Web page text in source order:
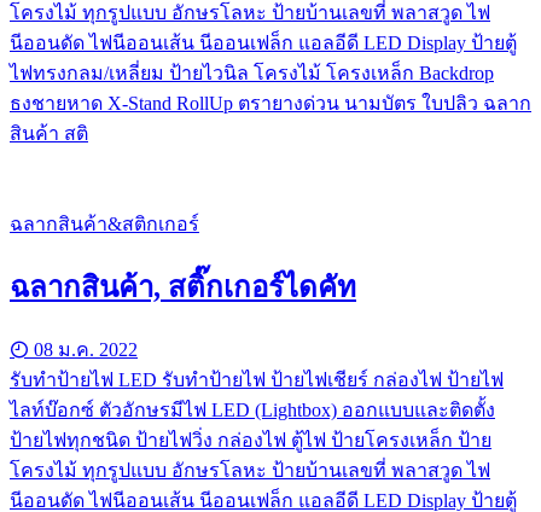
โครงไม้ ทุกรูปแบบ อักษรโลหะ ป้ายบ้านเลขที่ พลาสวูด ไฟ
นีออนดัด ไฟนีออนเส้น นีออนเฟล็ก แอลอีดี LED Display ป้ายตู้
ไฟทรงกลม/เหลี่ยม ป้ายไวนิล โครงไม้ โครงเหล็ก Backdrop
ธงชายหาด X-Stand RollUp ตรายางด่วน นามบัตร ใบปลิว ฉลาก
สินค้า สติ
ฉลากสินค้า&สติกเกอร์
ฉลากสินค้า, สติ๊กเกอร์ไดคัท
08 ม.ค. 2022
รับทําป้ายไฟ LED รับทำป้ายไฟ ป้ายไฟเชียร์ กล่องไฟ ป้ายไฟ
ไลท์บ๊อกซ์ ตัวอักษรมีไฟ LED (Lightbox) ออกแบบและติดตั้ง
ป้ายไฟทุกชนิด ป้ายไฟวิ่ง กล่องไฟ ตู้ไฟ ป้ายโครงเหล็ก ป้าย
โครงไม้ ทุกรูปแบบ อักษรโลหะ ป้ายบ้านเลขที่ พลาสวูด ไฟ
นีออนดัด ไฟนีออนเส้น นีออนเฟล็ก แอลอีดี LED Display ป้ายตู้